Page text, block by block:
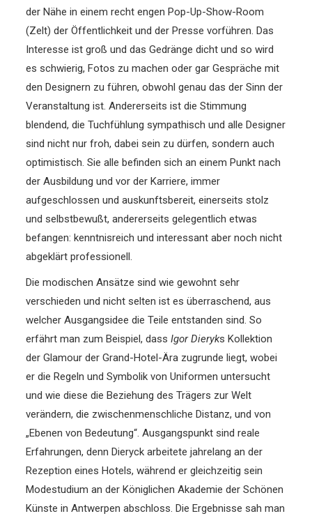
der Nähe in einem recht engen Pop-Up-Show-Room
(Zelt) der Öffentlichkeit und der Presse vorführen. Das
Interesse ist groß und das Gedränge dicht und so wird
es schwierig, Fotos zu machen oder gar Gespräche mit
den Designern zu führen, obwohl genau das der Sinn der
Veranstaltung ist. Andererseits ist die Stimmung
blendend, die Tuchfühlung sympathisch und alle Designer
sind nicht nur froh, dabei sein zu dürfen, sondern auch
optimistisch. Sie alle befinden sich an einem Punkt nach
der Ausbildung und vor der Karriere, immer
aufgeschlossen und auskunftsbereit, einerseits stolz
und selbstbewußt, andererseits gelegentlich etwas
befangen: kenntnisreich und interessant aber noch nicht
abgeklärt professionell.
Die modischen Ansätze sind wie gewohnt sehr
verschieden und nicht selten ist es überraschend, aus
welcher Ausgangsidee die Teile entstanden sind. So
erfährt man zum Beispiel, dassIgor Dieryks Kollektion
der Glamour der Grand-Hotel-Ära zugrunde liegt, wobei
er die Regeln und Symbolik von Uniformen untersucht
und wie diese die Beziehung des Trägers zur Welt
verändern, die zwischenmenschliche Distanz, und von
„Ebenen von Bedeutung“. Ausgangspunkt sind reale
Erfahrungen, denn Dieryck arbeitete jahrelang an der
Rezeption eines Hotels, während er gleichzeitig sein
Modestudium an der Königlichen Akademie der Schönen
Künste in Antwerpen abschloss. Die Ergebnisse sah man